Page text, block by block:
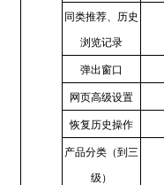
同类推荐、历史
浏览记录
弹出窗口
网页高级设置
恢复历史操作
产品分类（到三
级）